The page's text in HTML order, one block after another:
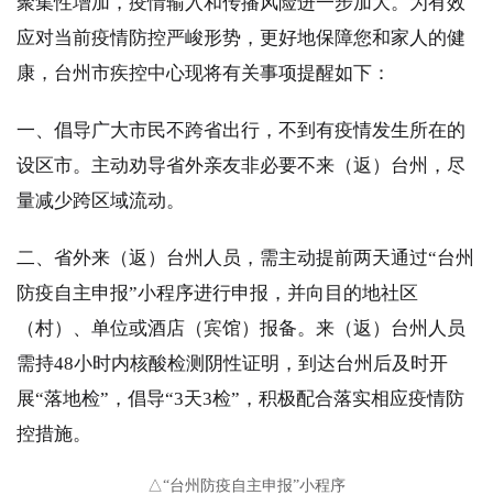
应对当前疫情防控严峻形势，更好地保障您和家人的健
康，台州市疾控中心现将有关事项提醒如下：
一、倡导广大市民不跨省出行，不到有疫情发生所在的
设区市。主动劝导省外亲友非必要不来（返）台州，尽
量减少跨区域流动。
二、省外来（返）台州人员，需主动提前两天通过“台州
防疫自主申报”小程序进行申报，并向目的地社区
（村）、单位或酒店（宾馆）报备。来（返）台州人员
需持48小时内核酸检测阴性证明，到达台州后及时开
展“落地检”，倡导“3天3检”，积极配合落实相应疫情防
控措施。
△“台州防疫自主申报”小程序